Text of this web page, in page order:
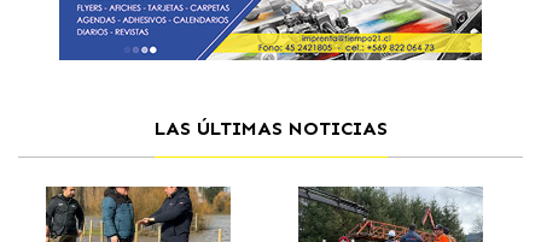
LAS ÚLTIMAS NOTICIAS